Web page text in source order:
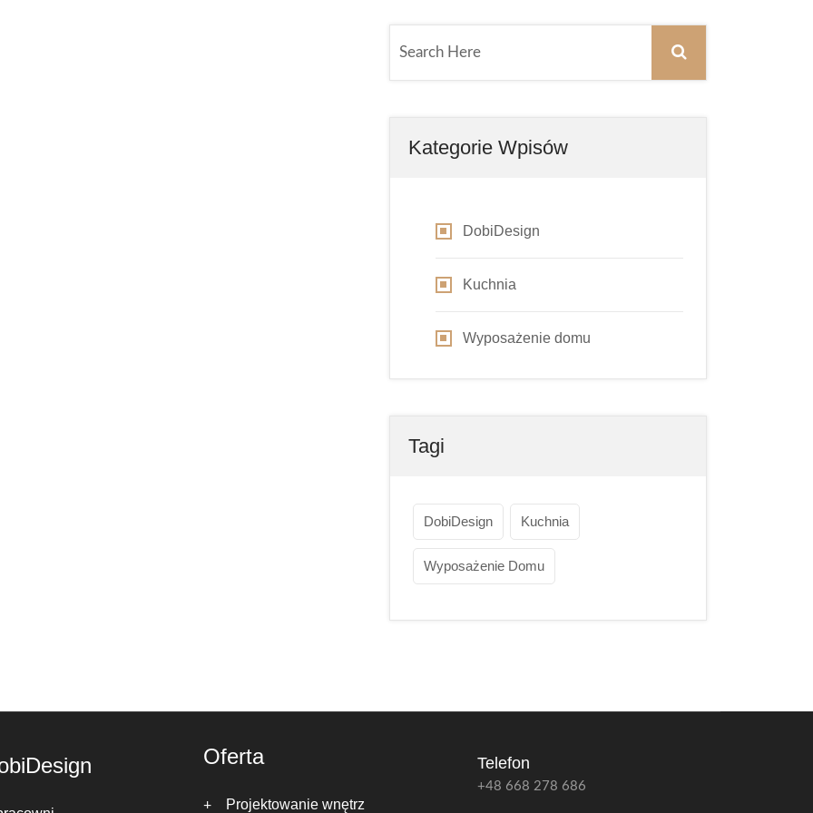
Kategorie Wpisów
DobiDesign
Kuchnia
Wyposażenie domu
Tagi
DobiDesign Kuchnia
Wyposażenie Domu
Oferta
Projektowanie wnętrz
Telefon
+48 668 278 686